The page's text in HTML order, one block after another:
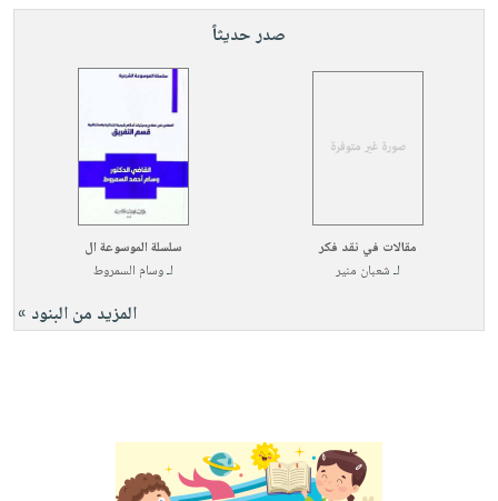
صدر حديثاً
مقالات في نقد فكر
لـشعبان منير
سلسلة الموسوعة ال
لـوسام السمروط
المزيد من البنود »